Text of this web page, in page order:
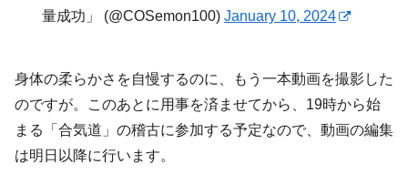
量成功」 (@COSemon100) January 10, 2024
身体の柔らかさを自慢するのに、もう一本動画を撮影した
のですが。このあとに用事を済ませてから、19時から始
まる「合気道」の稽古に参加する予定なので、動画の編集
は明日以降に行います。